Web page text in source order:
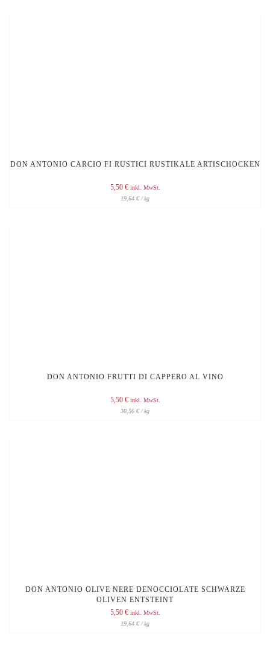
DON ANTONIO CARCIO FI RUSTICI RUSTIKALE ARTISCHOCKEN
5,50 € inkl. MwSt.
19,64 € /kg
DON ANTONIO FRUTTI DI CAPPERO AL VINO
5,50 € inkl. MwSt.
30,56 € /kg
DON ANTONIO OLIVE NERE DENOCCIOLATE SCHWARZE
OLIVEN ENTSTEINT
5,50 € inkl. MwSt.
19,64 € /kg